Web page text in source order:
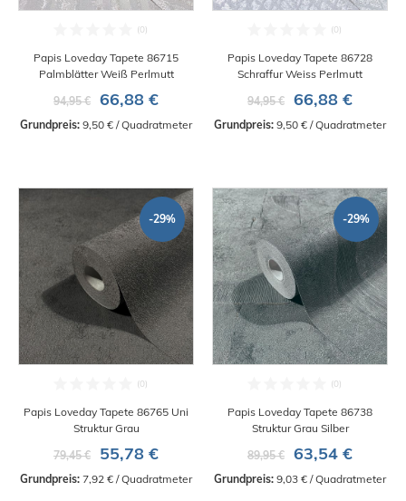
Papis Loveday Tapete 86715
Palmblätter Weiß Perlmutt
94,95 €
66,88 €
Grundpreis: 9,50 € / Quadratmeter
Papis Loveday Tapete 86728
Schraffur Weiss Perlmutt
94,95 €
66,88 €
Grundpreis: 9,50 € / Quadratmeter
-29%
Papis Loveday Tapete 86765 Uni
Struktur Grau
79,45 €
55,78 €
Grundpreis: 7,92 € / Quadratmeter
-29%
Papis Loveday Tapete 86738
Struktur Grau Silber
89,95 €
63,54 €
Grundpreis: 9,03 € / Quadratmeter